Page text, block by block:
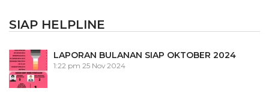
SIAP HELPLINE
LAPORAN BULANAN SIAP OKTOBER 2024
1:22 pm 25 Nov 2024